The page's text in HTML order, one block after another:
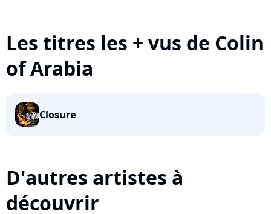
Les titres les + vus de Colin
of Arabia
Closure
D'autres artistes à
découvrir